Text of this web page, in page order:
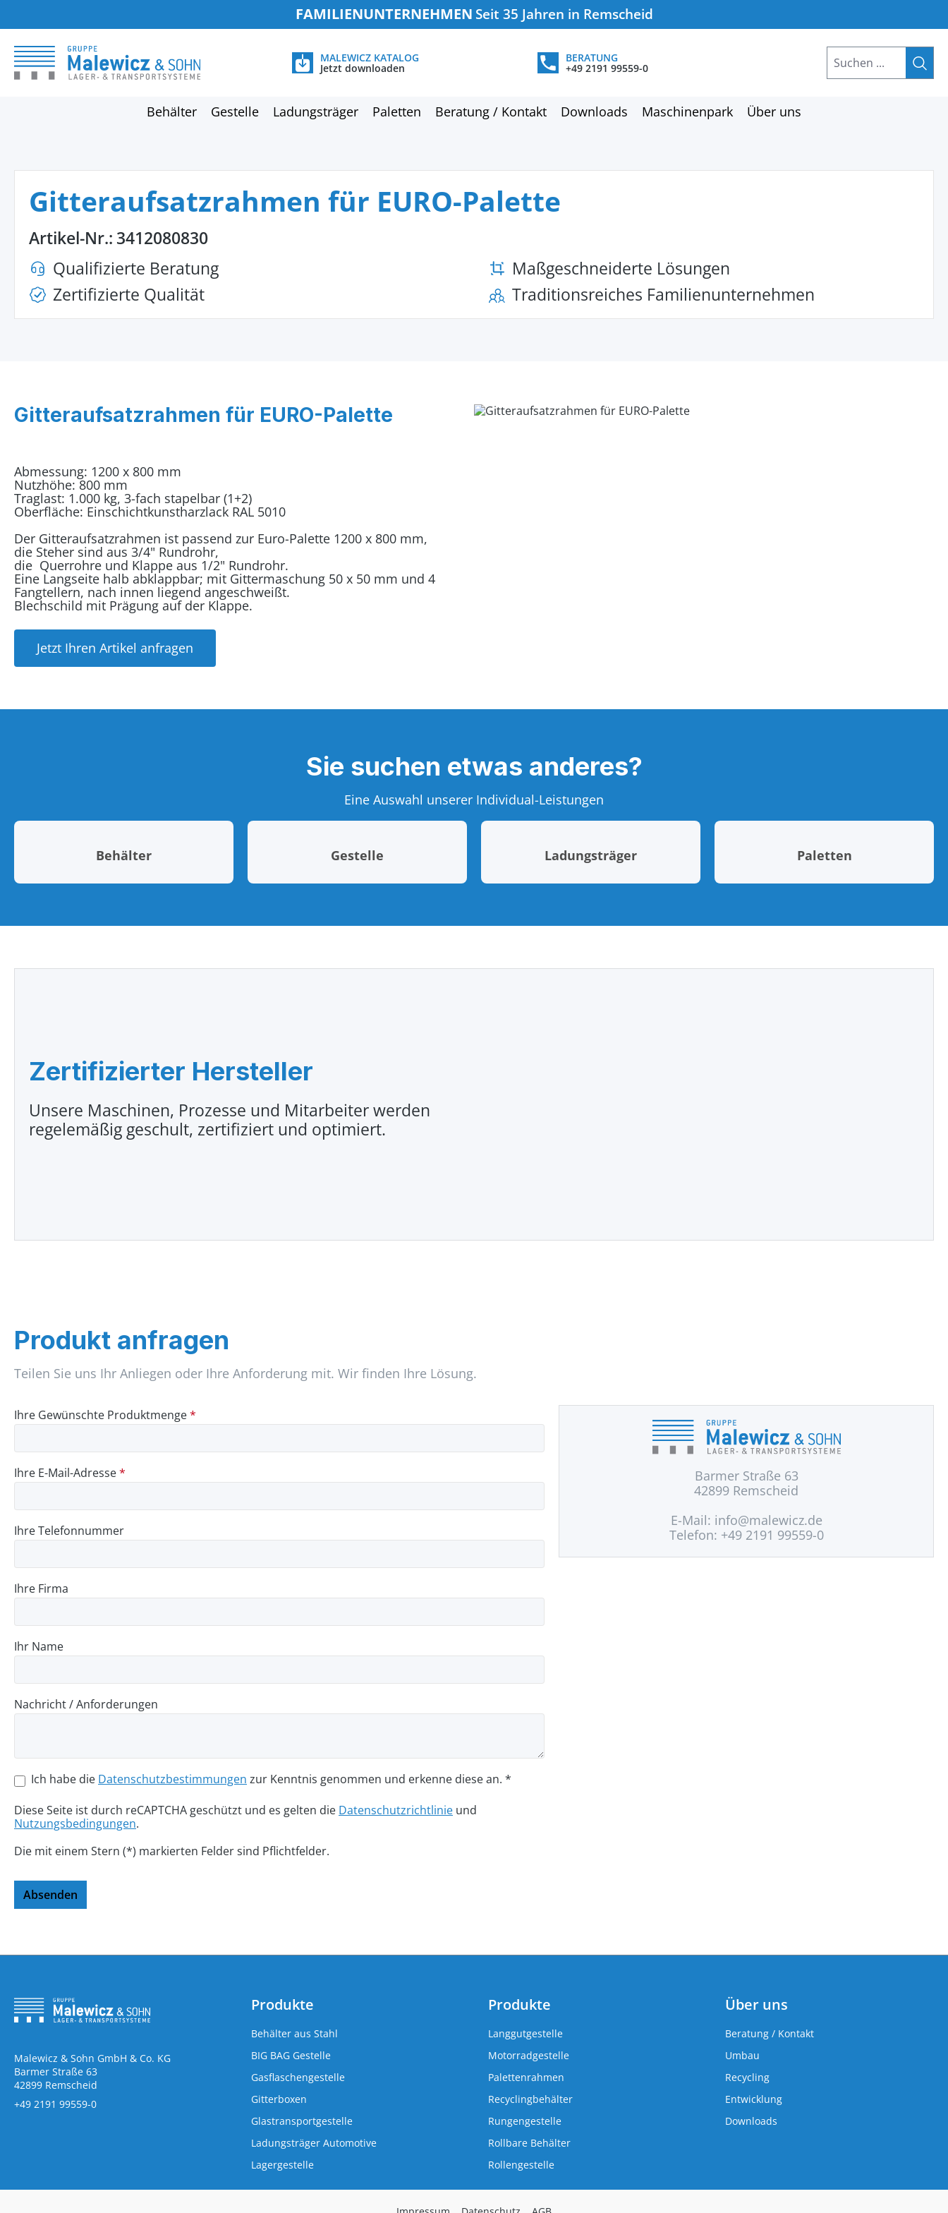
FAMILIENUNTERNEHMEN Seit 35 Jahren in Remscheid
MALEWICZ KATALOG
Jetzt downloaden
BERATUNG
+49 2191 99559-0
Behälter Gestelle Ladungsträger Paletten Beratung / Kontakt Downloads Maschinenpark Über uns
Gitteraufsatzrahmen für EURO-Palette
Artikel-Nr.: 3412080830
Qualifizierte Beratung
Zertifizierte Qualität
Maßgeschneiderte Lösungen
Traditionsreiches Familienunternehmen
Gitteraufsatzrahmen für EURO-Palette
Abmessung: 1200 x 800 mm
Nutzhöhe: 800 mm
Traglast: 1.000 kg, 3-fach stapelbar (1+2)
Oberfläche: Einschichtkunstharzlack RAL 5010
Der Gitteraufsatzrahmen ist passend zur Euro-Palette 1200 x 800 mm,
die Steher sind aus 3/4" Rundrohr,
die Querrohre und Klappe aus 1/2" Rundrohr.
Eine Langseite halb abklappbar; mit Gittermaschung 50 x 50 mm und 4
Fangtellern, nach innen liegend angeschweißt.
Blechschild mit Prägung auf der Klappe.
Jetzt Ihren Artikel anfragen
Sie suchen etwas anderes?
Eine Auswahl unserer Individual-Leistungen
Behälter Gestelle Ladungsträger Paletten
Zertifizierter Hersteller
Unsere Maschinen, Prozesse und Mitarbeiter werden
regelemäßig geschult, zertifiziert und optimiert.
Produkt anfragen
Teilen Sie uns Ihr Anliegen oder Ihre Anforderung mit. Wir finden Ihre Lösung.
Ihre Gewünschte Produktmenge*
Ihre E-Mail-Adresse*
Ihre Telefonnummer
Ihre Firma
Ihr Name
Nachricht / Anforderungen
Ich habe die Datenschutzbestimmungen zur Kenntnis genommen und erkenne diese an. *
Diese Seite ist durch reCAPTCHA geschützt und es gelten die Datenschutzrichtlinie und
Nutzungsbedingungen.
Die mit einem Stern (*) markierten Felder sind Pflichtfelder.
Absenden
Barmer Straße 63
42899 Remscheid
E-Mail: info@malewicz.de
Telefon: +49 2191 99559-0
Malewicz & Sohn GmbH & Co. KG
Barmer Straße 63
42899 Remscheid
+49 2191 99559-0
Produkte
Behälter aus Stahl
BIG BAG Gestelle
Gasflaschengestelle
Gitterboxen
Glastransportgestelle
Ladungsträger Automotive
Lagergestelle
Produkte
Langgutgestelle
Motorradgestelle
Palettenrahmen
Recyclingbehälter
Rungengestelle
Rollbare Behälter
Rollengestelle
Über uns
Beratung / Kontakt
Umbau
Recycling
Entwicklung
Downloads